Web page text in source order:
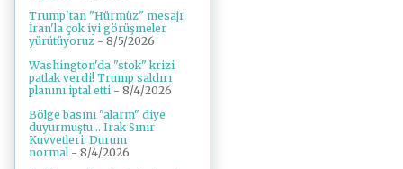
Trump'tan "Hürmüz" mesajı:
İran'la çok iyi görüşmeler
yürütüyoruz - 8/5/2026
Washington'da "stok" krizi
patlak verdi! Trump saldırı
planını iptal etti - 8/4/2026
Bölge basını "alarm" diye
duyurmuştu... Irak Sınır
Kuvvetleri: Durum
normal - 8/4/2026